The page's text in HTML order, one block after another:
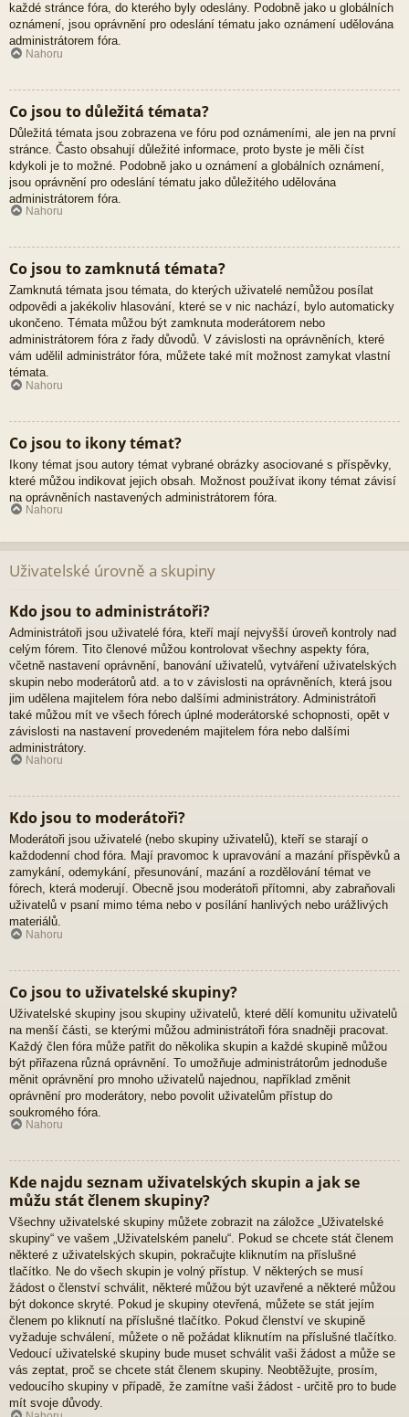
každé stránce fóra, do kterého byly odeslány. Podobně jako u globálních
oznámení, jsou oprávnění pro odeslání tématu jako oznámení udělována
administrátorem fóra.
Nahoru
Co jsou to důležitá témata?
Důležitá témata jsou zobrazena ve fóru pod oznámeními, ale jen na první
stránce. Často obsahují důležité informace, proto byste je měli číst
kdykoli je to možné. Podobně jako u oznámení a globálních oznámení,
jsou oprávnění pro odeslání tématu jako důležitého udělována
administrátorem fóra.
Nahoru
Co jsou to zamknutá témata?
Zamknutá témata jsou témata, do kterých uživatelé nemůžou posílat
odpovědi a jakékoliv hlasování, které se v nic nachází, bylo automaticky
ukončeno. Témata můžou být zamknuta moderátorem nebo
administrátorem fóra z řady důvodů. V závislosti na oprávněních, které
vám udělil administrátor fóra, můžete také mít možnost zamykat vlastní
témata.
Nahoru
Co jsou to ikony témat?
Ikony témat jsou autory témat vybrané obrázky asociované s příspěvky,
které můžou indikovat jejich obsah. Možnost používat ikony témat závisí
na oprávněních nastavených administrátorem fóra.
Nahoru
Uživatelské úrovně a skupiny
Kdo jsou to administrátoři?
Administrátoři jsou uživatelé fóra, kteří mají nejvyšší úroveň kontroly nad
celým fórem. Tito členové můžou kontrolovat všechny aspekty fóra,
včetně nastavení oprávnění, banování uživatelů, vytváření uživatelských
skupin nebo moderátorů atd. a to v závislosti na oprávněních, která jsou
jim udělena majitelem fóra nebo dalšími administrátory. Administrátoři
také můžou mít ve všech fórech úplné moderátorské schopnosti, opět v
závislosti na nastavení provedeném majitelem fóra nebo dalšími
administrátory.
Nahoru
Kdo jsou to moderátoři?
Moderátoři jsou uživatelé (nebo skupiny uživatelů), kteří se starají o
každodenní chod fóra. Mají pravomoc k upravování a mazání příspěvků a
zamykání, odemykání, přesunování, mazání a rozdělování témat ve
fórech, která moderují. Obecně jsou moderátoři přítomni, aby zabraňovali
uživatelů v psaní mimo téma nebo v posílání hanlivých nebo urážlivých
materiálů.
Nahoru
Co jsou to uživatelské skupiny?
Uživatelské skupiny jsou skupiny uživatelů, které dělí komunitu uživatelů
na menší části, se kterými můžou administrátoři fóra snadněji pracovat.
Každý člen fóra může patřit do několika skupin a každé skupině můžou
být přiřazena různá oprávnění. To umožňuje administrátorům jednoduše
měnit oprávnění pro mnoho uživatelů najednou, například změnit
oprávnění pro moderátory, nebo povolit uživatelům přístup do
soukromého fóra.
Nahoru
Kde najdu seznam uživatelských skupin a jak se
můžu stát členem skupiny?
Všechny uživatelské skupiny můžete zobrazit na záložce „Uživatelské
skupiny“ ve vašem „Uživatelském panelu“. Pokud se chcete stát členem
některé z uživatelských skupin, pokračujte kliknutím na příslušné
tlačítko. Ne do všech skupin je volný přístup. V některých se musí
žádost o členství schválit, některé můžou být uzavřené a některé můžou
být dokonce skryté. Pokud je skupiny otevřená, můžete se stát jejím
členem po kliknutí na příslušné tlačítko. Pokud členství ve skupině
vyžaduje schválení, můžete o ně požádat kliknutím na příslušné tlačítko.
Vedoucí uživatelské skupiny bude muset schválit vaši žádost a může se
vás zeptat, proč se chcete stát členem skupiny. Neobtěžujte, prosím,
vedoucího skupiny v případě, že zamítne vaši žádost - určitě pro to bude
mít svoje důvody.